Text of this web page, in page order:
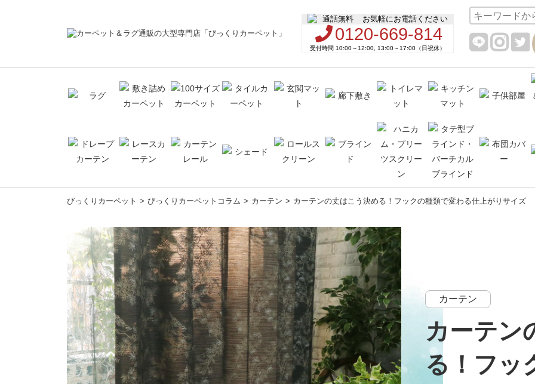
お気軽にお電話ください
0120-669-814
受付時間 10:00～12:00, 13:00～17:00（日祝休）
びっくりカーペット びっくりカーペットコラム カーテン カーテンの丈はこう決める！フックの種類で変わる仕上がりサイズ
カーテン
カーテン
る！フッ